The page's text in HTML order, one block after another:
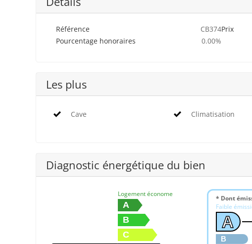
Référence CB374Prix
Pourcentage honoraires
0.00%
Les plus
Cave Climatisation
Diagnostic énergétique du bien
Logement économe
A
B
C
* Dont
Faible
A
B